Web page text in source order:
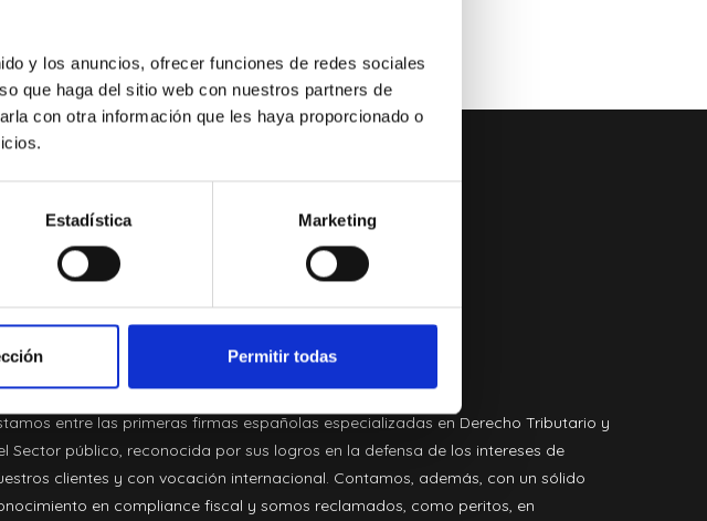
y los anuncios, ofrecer funciones de redes sociales
que haga del sitio web con nuestros partners de
con otra información que les haya proporcionado o
Estadística Marketing
Permitir todas
ABOGADOS Y ECONOMISTAS
y
entre las primeras firmas españolas especializadas en Derecho Tributario y
Sector público, reconocida por sus logros en la defensa de los intereses de
clientes y con vocación internacional. Contamos, además, con un sólido
en compliance fiscal y somos reclamados, como peritos, en